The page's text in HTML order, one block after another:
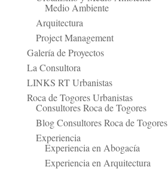
Medio Ambiente
Arquitectura
Project Management
Galería de Proyectos
La Consultora
LINKS RT Urbanistas
Roca de Togores Urbanistas
Consultores Roca de Togores
Blog Consultores Roca de Togores
Experiencia
Experiencia en Abogacía
Experiencia en Arquitectura